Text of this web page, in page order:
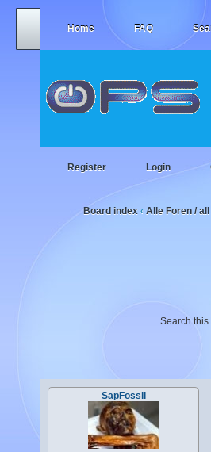
Home FAQ
Register Login
Board index ‹ Alle Foren /
SapFossil